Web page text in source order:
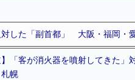
対した「副首都」 大阪・福岡・
】「客が消火器を噴射してきた
幌